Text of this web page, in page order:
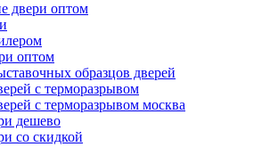
двери оптом
оптом
образцов дверей
с терморазрывом
с терморазрывом москва
дешево
со скидкой